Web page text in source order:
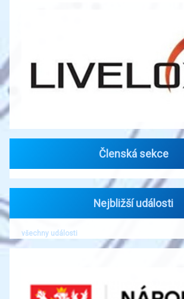
Členská sekce
Nejbližší události
všechny události